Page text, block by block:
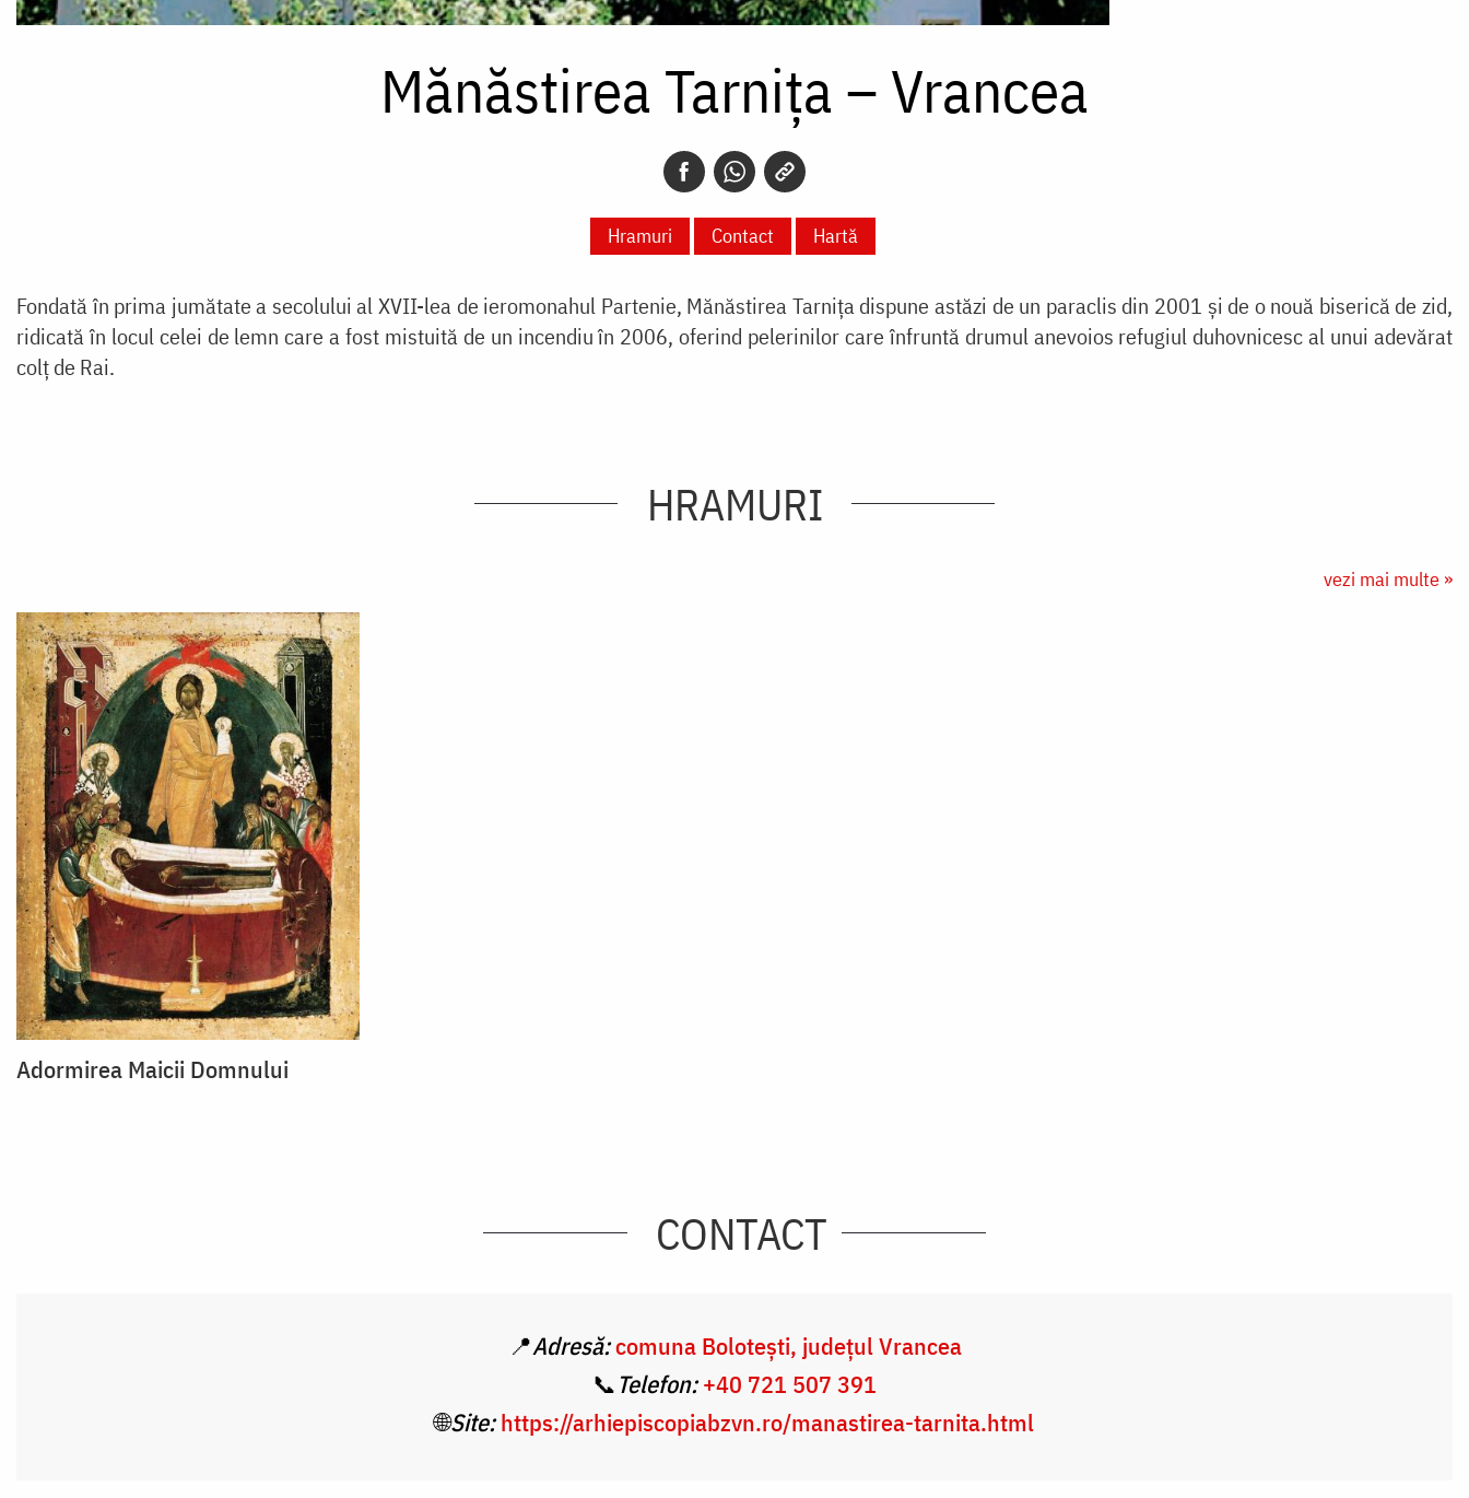
Mănăstirea Tarnița – Vrancea
Hramuri Contact Hartă
Fondată în prima jumătate a secolului al XVII-lea de ieromonahul Partenie, Mănăstirea Tarnița dispune astăzi de un paraclis din 2001 și de o nouă biserică de zid,
ridicată în locul celei de lemn care a fost mistuită de un incendiu în 2006, oferind pelerinilor care înfruntă drumul anevoios refugiul duhovnicesc al unui adevărat
colț de Rai.
HRAMURI
vezi mai multe »
Adormirea Maicii Domnului
CONTACT
📍Adresă:comuna Bolotești, județul Vrancea
📞 Telefon: +40 721 507 391
🌐Site: https://arhiepiscopiabzvn.ro/manastirea-tarnita.html